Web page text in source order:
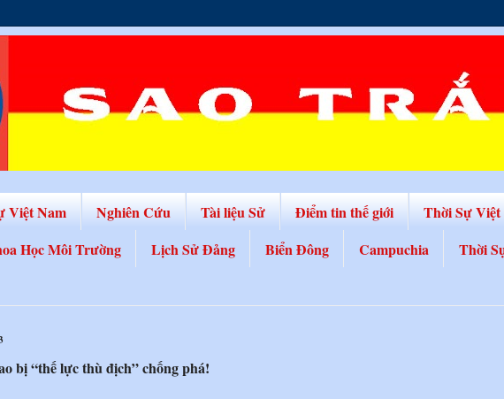
Việt Nam Nghiên Cứu Tài liệu Sử Điểm tin thế giới Thời Sự Việt
Học Môi Trường Lịch Sử Đảng Biển Đông Campuchia Thời
bị “thế lực thù địch” chống phá!